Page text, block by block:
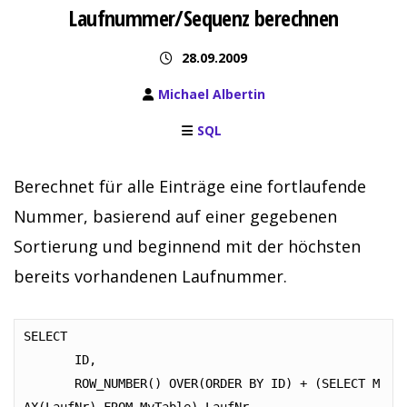
Laufnummer/Sequenz berechnen
28.09.2009
Michael Albertin
SQL
Berechnet für alle Einträge eine fortlaufende
Nummer, basierend auf einer gegebenen
Sortierung und beginnend mit der höchsten
bereits vorhandenen Laufnummer.
SELECT